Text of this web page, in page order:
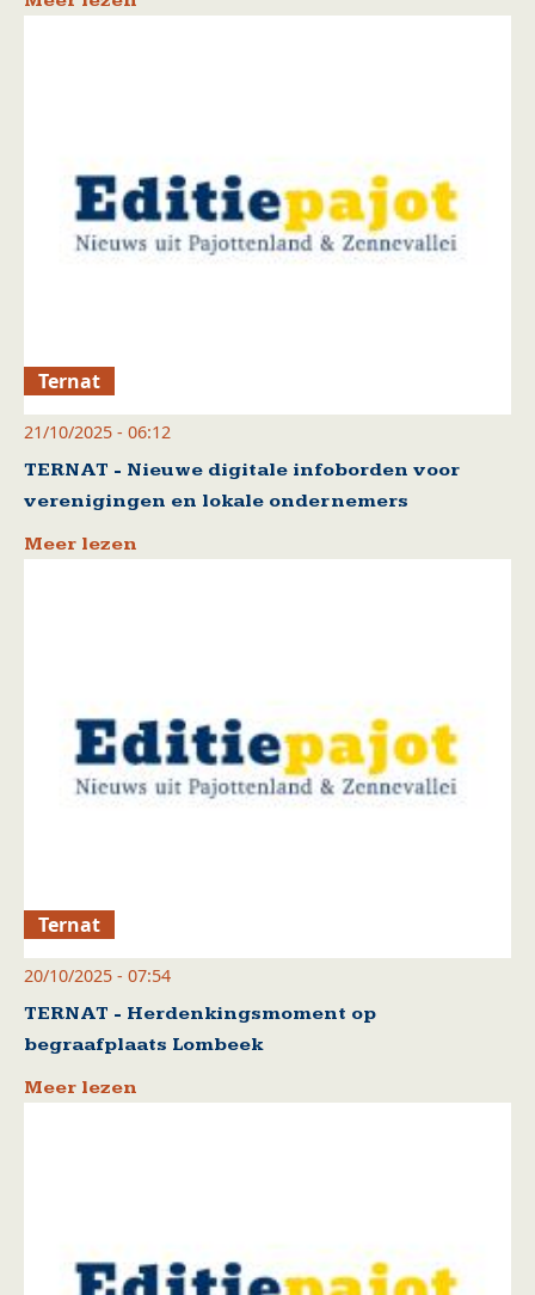
Ternat
21/10/2025 - 06:12
TERNAT - Nieuwe digitale infoborden voor
verenigingen en lokale ondernemers
Meer lezen
Ternat
20/10/2025 - 07:54
TERNAT - Herdenkingsmoment op
begraafplaats Lombeek
Meer lezen